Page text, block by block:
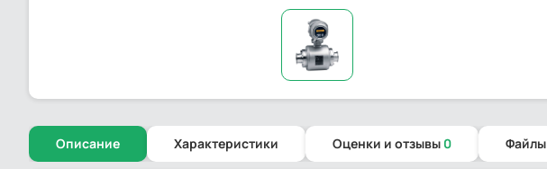
Описание Характеристики Оценки и отзывы 0 Файлы